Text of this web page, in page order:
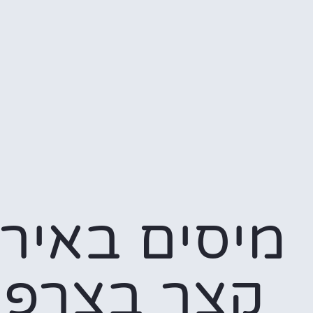
מיסים
קצר